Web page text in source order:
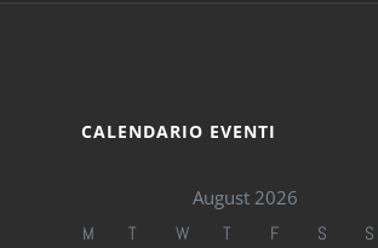
CALENDARIO EVENTI
August 2026
M T W T F S S